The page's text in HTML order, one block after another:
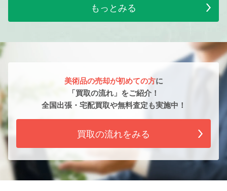
もっとみる
美術品の売却が初めての方に
「買取の流れ」をご紹介！
全国出張・宅配買取や無料査定も実施中！
買取の流れをみる